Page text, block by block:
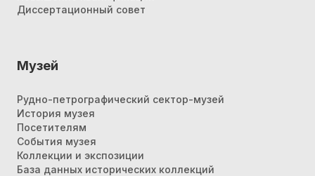
Диссертационный совет
Музей
Рудно-петрографический сектор-музей
История музея
Посетителям
События музея
Коллекции и экспозиции
База данных исторических коллекций